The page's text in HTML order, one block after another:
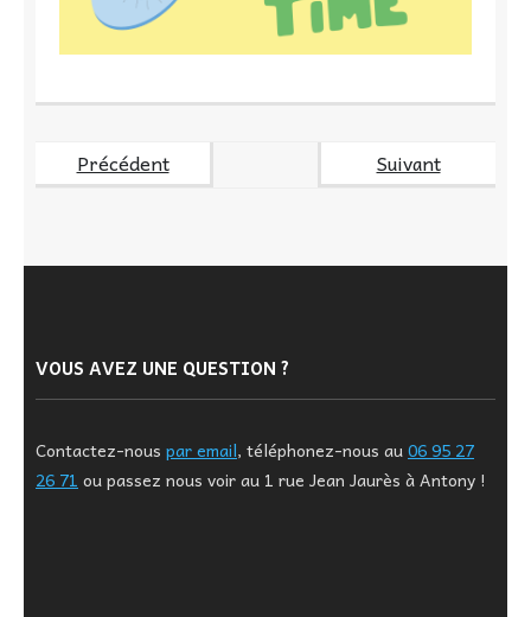
Précédent Suivant
VOUS AVEZ UNE QUESTION ?
Contactez-nous par email, téléphonez-nous au06 95 27
26 71 ou passez nous voir au 1 rue Jean Jaurès à Antony !